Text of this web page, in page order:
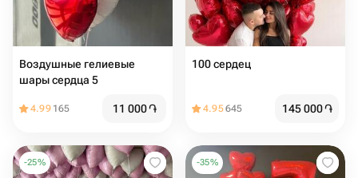
Воздушные гелиевые
шары сердца 5️
4.99 165 11 000֏
100 сердец
4.95645 145 000֏
-25% -35%